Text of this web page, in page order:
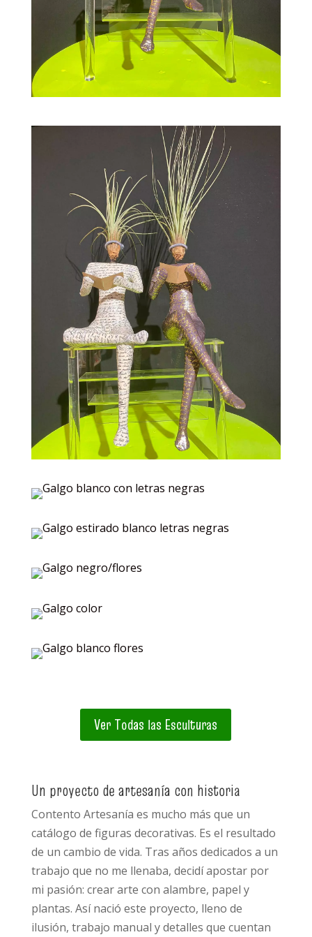
Ver Todas las Esculturas
Un proyecto de artesanía con historia
Contento Artesanía es mucho más que un
catálogo de figuras decorativas. Es el resultado
de un cambio de vida. Tras años dedicados a un
trabajo que no me llenaba, decidí apostar por
mi pasión: crear arte con alambre, papel y
plantas. Así nació este proyecto, lleno de
ilusión, trabajo manual y detalles que cuentan